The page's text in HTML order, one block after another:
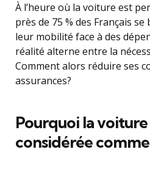
À l’heure où la voiture est
près de 75 % des Français
leur mobilité face à des
réalité alterne entre la
Comment alors réduire ses
assurances?
Pourquoi la
considérée